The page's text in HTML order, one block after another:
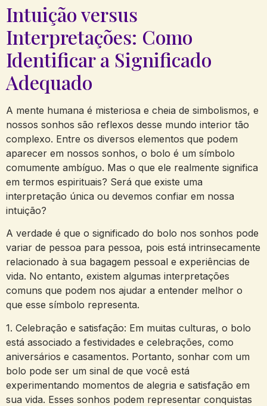
Intuição ⁤versus
Interpretações:⁢ Como
Identificar a Significado
Adequado
A mente⁣ humana é misteriosa ‍e cheia de simbolismos,​ e
nossos sonhos⁤ são reflexos desse mundo ⁤interior tão ​
complexo. Entre os diversos elementos que ⁤podem
aparecer em nossos ⁤sonhos, o bolo é um símbolo
comumente‍ ambíguo. Mas ⁣o que ele realmente significa
em termos espirituais?⁣ Será que existe ​uma
‌interpretação ‍única ou ​devemos ‍confiar em nossa
intuição?
A verdade é que o significado‍ do bolo nos sonhos pode
variar de pessoa para pessoa,⁣ pois‍ está intrinsecamente
relacionado ⁢à⁢ sua bagagem pessoal‍ e⁢ experiências de
vida. No entanto, ⁣existem algumas interpretações
comuns‍ que podem nos ajudar a entender⁢ melhor o
que esse símbolo representa.
1. Celebração ⁤e satisfação: Em muitas culturas,‌ o bolo ​
está associado a⁤ festividades‍ e celebrações, como
aniversários e casamentos. Portanto, sonhar com um⁤
bolo pode ser um sinal ⁣de que‌ você está
experimentando momentos de ‌alegria e satisfação em
‍sua vida. ⁣Esses sonhos podem representar conquistas⁢